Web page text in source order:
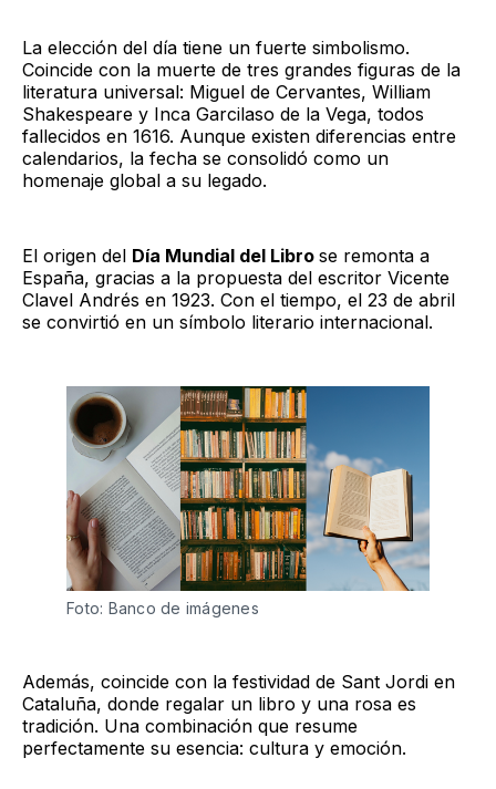
La elección del día tiene un fuerte simbolismo.
Coincide con la muerte de tres grandes figuras de la
literatura universal: Miguel de Cervantes, William
Shakespeare y Inca Garcilaso de la Vega, todos
fallecidos en 1616. Aunque existen diferencias entre
calendarios, la fecha se consolidó como un
homenaje global a su legado.
El origen del Día Mundial del Libro se remonta a
España, gracias a la propuesta del escritor Vicente
Clavel Andrés en 1923. Con el tiempo, el 23 de abril
se convirtió en un símbolo literario internacional.
Foto: Banco de imágenes
Además, coincide con la festividad de Sant Jordi en
Cataluña, donde regalar un libro y una rosa es
tradición. Una combinación que resume
perfectamente su esencia: cultura y emoción.